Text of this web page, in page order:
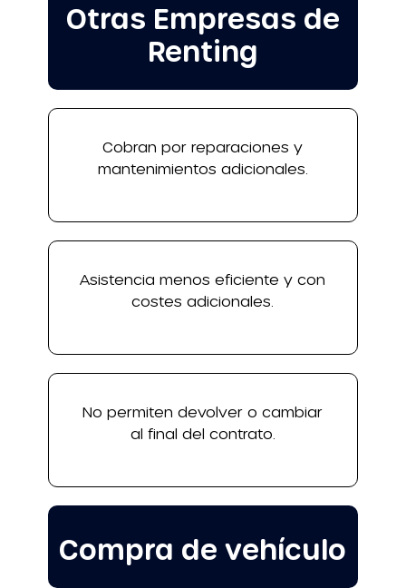
Otras Empresas de
Renting
Compra de vehículo
Cobran por reparaciones y
mantenimientos adicionales.
Asistencia menos eficiente y con
costes adicionales.
No permiten devolver o cambiar
al final del contrato.